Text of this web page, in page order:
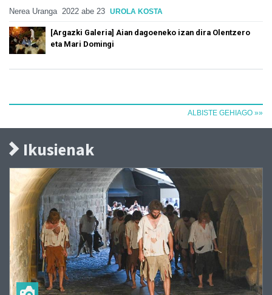
Nerea Uranga 2022 abe 23 UROLA KOSTA
[Argazki Galeria] Aian dagoeneko izan dira Olentzero
eta Mari Domingi
ALBISTE GEHIAGO »»
Ikusienak